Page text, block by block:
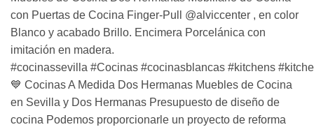
con Puertas de Cocina Finger-Pull @alviccenter , en color
Blanco y acabado Brillo. Encimera Porcelánica con
imitación en madera.
#cocinassevilla #Cocinas #cocinasblancas #kitchens
💙 Cocinas A Medida Dos Hermanas Muebles de Cocina
en Sevilla y Dos Hermanas Presupuesto de diseño de
cocina Podemos proporcionarle un proyecto de reforma